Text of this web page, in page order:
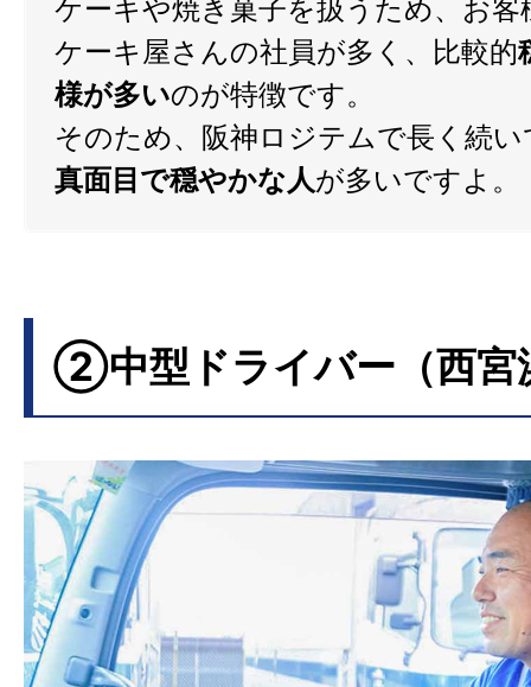
ケーキや焼き菓子を扱うため、お客
ケーキ屋さんの社員が多く、比較的
様が多いのが特徴です。
そのため、阪神ロジテムで長く続
真面目で穏やかな人が多いですよ。
②中型ドライバー（西宮